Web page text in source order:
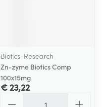
Biotics-Research
Zn-zyme Biotics Comp
100x15mg
€ 23,22